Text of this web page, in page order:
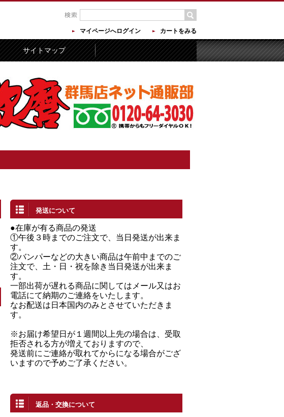
マイページへログイン カートをみる
サイトマップ
発送について
●在庫が有る商品の発送
①午後３時までのご注文で、当日発送が出来ま
す。
②バンパーなどの大きい商品は午前中までのご
注文で、土・日・祝を除き当日発送が出来ま
す。
一部出荷が遅れる商品に関してはメール又はお
電話にて納期のご連絡をいたします。
なお配送は日本国内のみとさせていただきま
す。
※お届け希望日が１週間以上先の場合は、受取
拒否される方が増えておりますので、
発送前にご連絡が取れてからになる場合がござ
いますので予めご了承ください。
返品・交換について